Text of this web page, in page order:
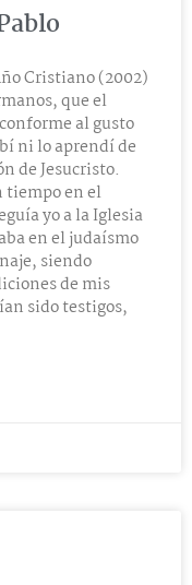
Cristiano (2002)
que el
al gusto
ni lo aprendí de
de Jesucristo.
tiempo en el
yo a la Iglesia
en el judaísmo
siendo
de mis
sido testigos,